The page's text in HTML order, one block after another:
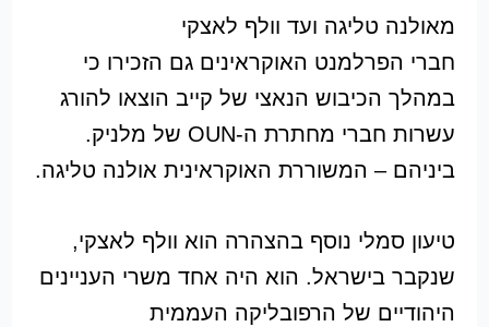
מאולנה טליגה ועד וולף לאצקי
חברי הפרלמנט האוקראינים גם הזכירו כי
במהלך הכיבוש הנאצי של קייב הוצאו להורג
עשרות חברי מחתרת ה-OUN של מלניק.
ביניהם – המשוררת האוקראינית אולנה טליגה.
טיעון סמלי נוסף בהצהרה הוא וולף לאצקי,
שנקבר בישראל. הוא היה אחד משרי העניינים
היהודיים של הרפובליקה העממית